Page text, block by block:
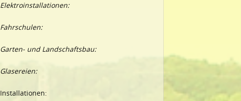
Elektroinstallationen:
Fahrschulen:
Garten- und Landschaftsbau:
Glasereien:
Installationen: